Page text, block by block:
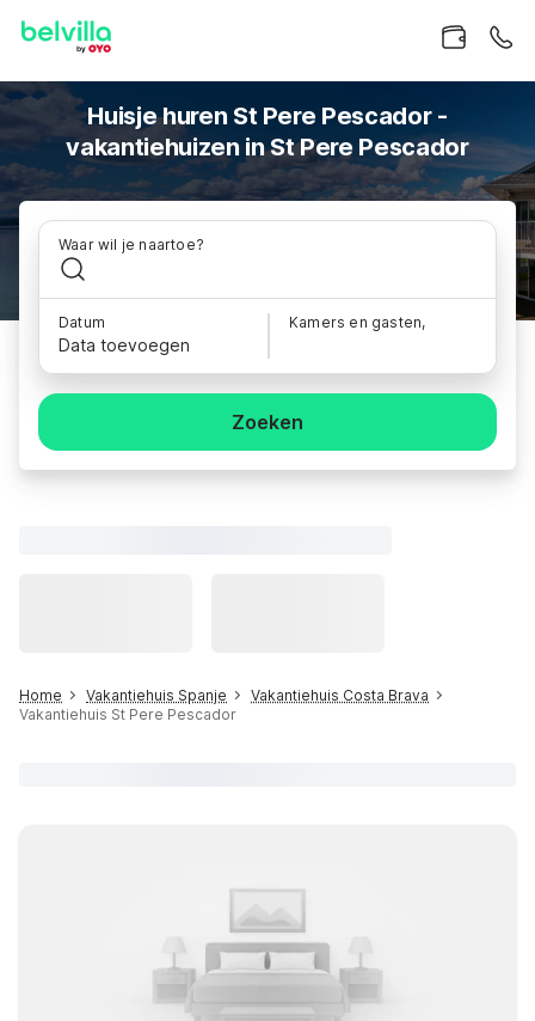
Huisje huren St Pere Pescador -
vakantiehuizen in St Pere Pescador
Waar wil je naartoe?
Datum
Data toevoegen
Kamers en gasten,
Zoeken
Home Vakantiehuis Spanje
Vakantiehuis Costa Brava
Vakantiehuis St Pere Pescador